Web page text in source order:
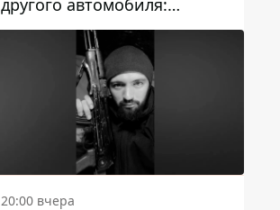
другого автомобиля:
инструкция для водителей
20:00 вчера